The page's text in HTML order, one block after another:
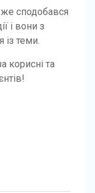
сподобався
і вони з
із теми.
корисні та